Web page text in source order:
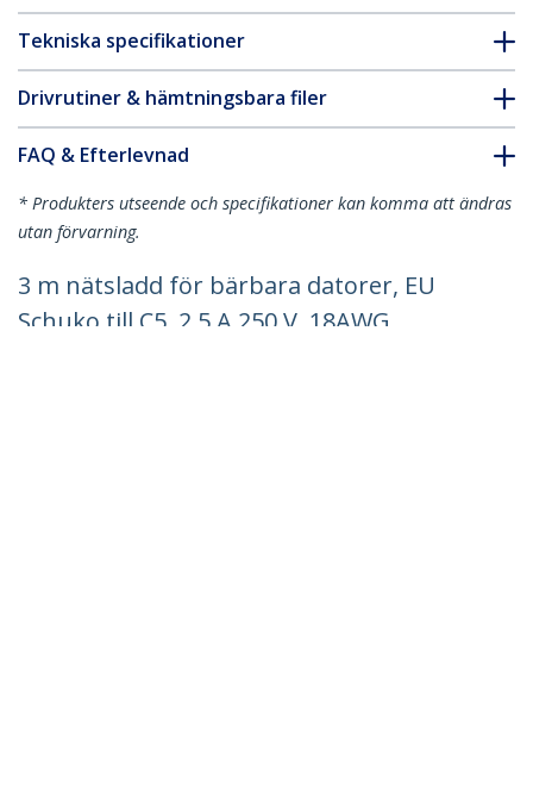
Tekniska specifikationer
Drivrutiner & hämtningsbara filer
FAQ & Efterlevnad
* Produkters utseende och specifikationer kan komma att ändras
utan förvarning.
3 m nätsladd för bärbara datorer, EU
Schuko till C5, 2,5 A 250 V, 18AWG,